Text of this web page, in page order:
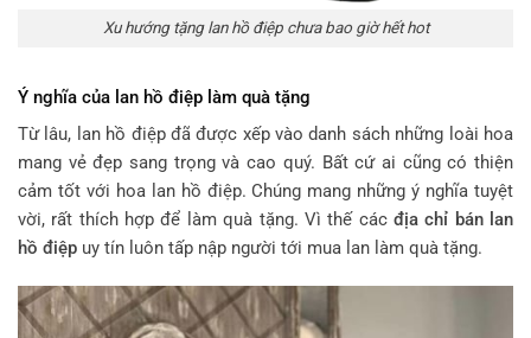
Xu hướng tặng lan hồ điệp chưa bao giờ hết hot
Ý nghĩa của lan hồ điệp làm quà tặng
Từ lâu, lan hồ điệp đã được xếp vào danh sách những loài hoa
mang vẻ đẹp sang trọng và cao quý. Bất cứ ai cũng có thiện
cảm tốt với hoa lan hồ điệp. Chúng mang những ý nghĩa tuyệt
vời, rất thích hợp để làm quà tặng. Vì thế các địa chỉ bán lan
hồ điệp uy tín luôn tấp nập người tới mua lan làm quà tặng.